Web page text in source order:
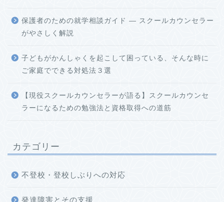
保護者のための就学相談ガイド ― スクールカウンセラー
がやさしく解説
子どもがかんしゃくを起こして困っている、そんな時に
ご家庭でできる対処法３選
【現役スクールカウンセラーが語る】スクールカウンセ
ラーになるための勉強法と資格取得への道筋
カテゴリー
不登校・登校しぶりへの対応
発達障害とその支援